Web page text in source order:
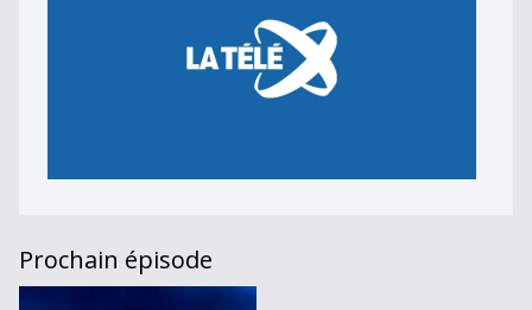
Prochain épisode
L&#039;Actu du 28.02.13 - 19h00